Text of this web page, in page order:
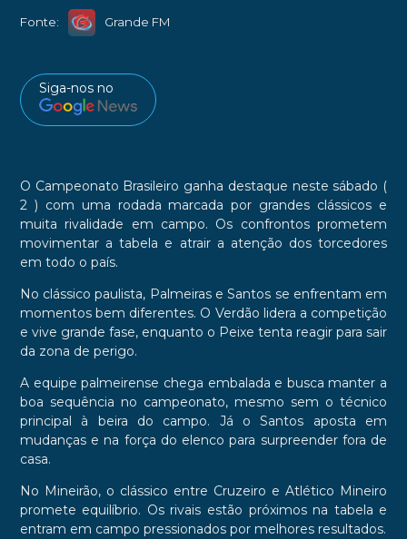
Fonte: Grande FM
Siga-nos no
O Campeonato Brasileiro ganha destaque neste sábado (
2 ) com uma rodada marcada por grandes clássicos e
muita rivalidade em campo. Os confrontos prometem
movimentar a tabela e atrair a atenção dos torcedores
em todo o país.
No clássico paulista, Palmeiras e Santos se enfrentam em
momentos bem diferentes. O Verdão lidera a competição
e vive grande fase, enquanto o Peixe tenta reagir para sair
da zona de perigo.
A equipe palmeirense chega embalada e busca manter a
boa sequência no campeonato, mesmo sem o técnico
principal à beira do campo. Já o Santos aposta em
mudanças e na força do elenco para surpreender fora de
casa.
No Mineirão, o clássico entre Cruzeiro e Atlético Mineiro
promete equilíbrio. Os rivais estão próximos na tabela e
entram em campo pressionados por melhores resultados.